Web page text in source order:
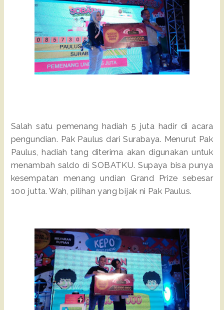
Salah satu pemenang hadiah 5 juta hadir di acara
pengundian. Pak Paulus dari Surabaya. Menurut Pak
Paulus, hadiah tang diterima akan digunakan untuk
menambah saldo di SOBATKU. Supaya bisa punya
kesempatan menang undian Grand Prize sebesar
100 jutta. Wah, pilihan yang bijak ni Pak Paulus.